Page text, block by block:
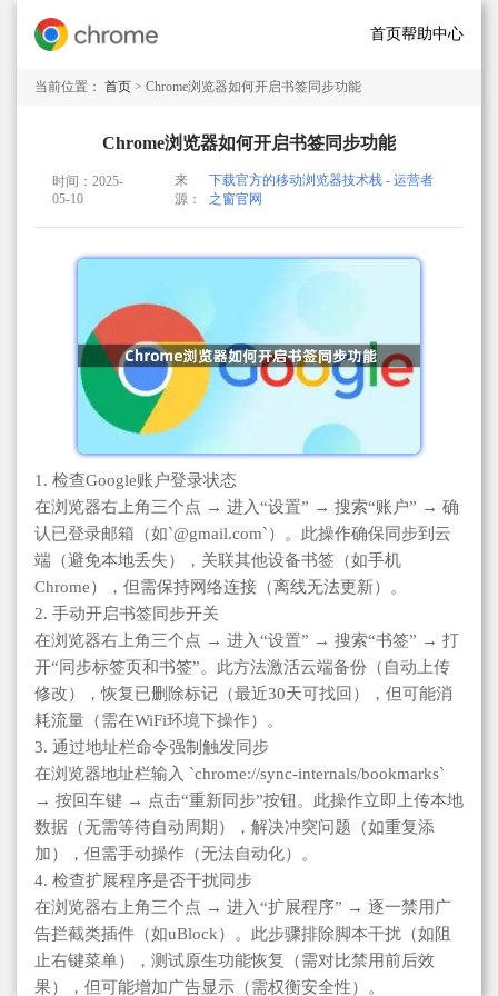
首页帮助中心
当前位置： 首页 > Chrome浏览器如何开启书签同步功能
Chrome浏览器如何开启书签同步功能
时间：2025-
05-10
来
源：
下载官方的移动浏览器技术栈 - 运营者
之窗官网
1. 检查Google账户登录状态
在浏览器右上角三个点 → 进入“设置” → 搜索“账户” → 确
认已登录邮箱（如`@gmail.com`）。此操作确保同步到云
端（避免本地丢失），关联其他设备书签（如手机
Chrome），但需保持网络连接（离线无法更新）。
2. 手动开启书签同步开关
在浏览器右上角三个点 → 进入“设置” → 搜索“书签” → 打
开“同步标签页和书签”。此方法激活云端备份（自动上传
修改），恢复已删除标记（最近30天可找回），但可能消
耗流量（需在WiFi环境下操作）。
3. 通过地址栏命令强制触发同步
在浏览器地址栏输入 `chrome://sync-internals/bookmarks`
→ 按回车键 → 点击“重新同步”按钮。此操作立即上传本地
数据（无需等待自动周期），解决冲突问题（如重复添
加），但需手动操作（无法自动化）。
4. 检查扩展程序是否干扰同步
在浏览器右上角三个点 → 进入“扩展程序” → 逐一禁用广
告拦截类插件（如uBlock）。此步骤排除脚本干扰（如阻
止右键菜单），测试原生功能恢复（需对比禁用前后效
果），但可能增加广告显示（需权衡安全性）。